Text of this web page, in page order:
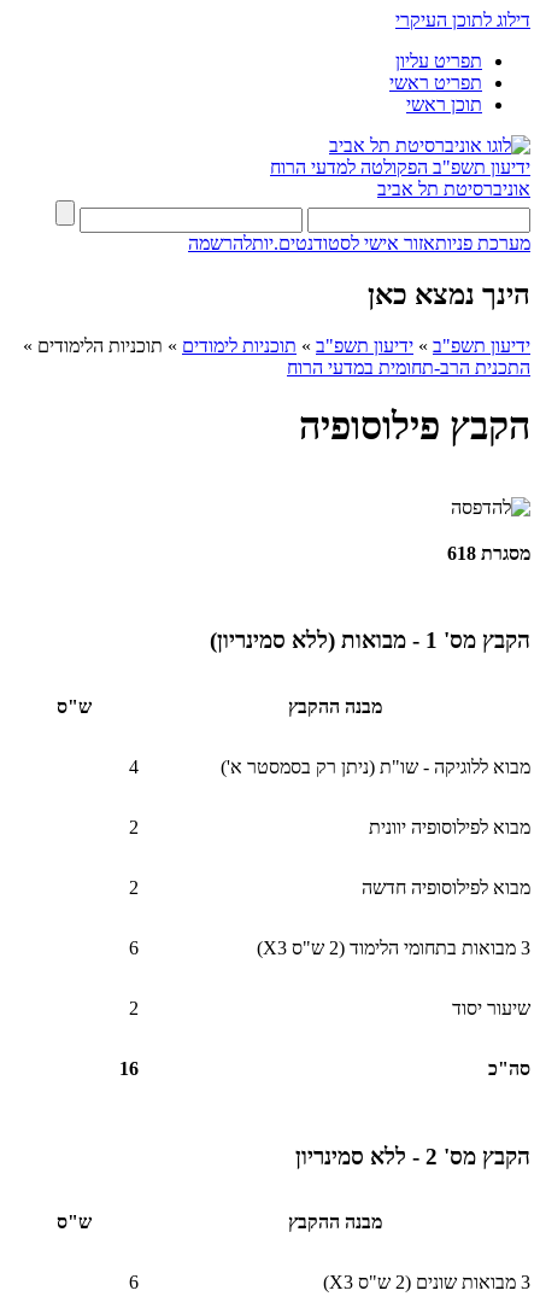
דילוג לתוכן העיקרי
תפריט עליון
תפריט ראשי
תוכן ראשי
ידיעון תשפ"ב הפקולטה למדעי הרוח
אוניברסיטת תל אביב
מערכת פניותאזור אישי לסטודנטים.יותלהרשמה
הינך נמצא כאן
ידיעון תשפ"ב » ידיעון תשפ"ב » תוכניות לימודים » תוכניות הלימודים »
התכנית הרב-תחומית במדעי הרוח
הקבץ פילוסופיה
מסגרת 618
הקבץ מס' 1 - מבואות (ללא סמינריון)
מבנה ההקבץ ש"ס
מבוא ללוגיקה - שו"ת (ניתן רק בסמסטר א') 4
מבוא לפילוסופיה יוונית 2
מבוא לפילוסופיה חדשה 2
3 מבואות בתחומי הלימוד (2 ש"ס 3 X
)
6
שיעור יסוד 2
סה"כ 16
הקבץ מס' 2 - ללא סמינריון
מבנה ההקבץ ש"ס
3 מבואות שונים (2 ש"ס 3 X
)
6